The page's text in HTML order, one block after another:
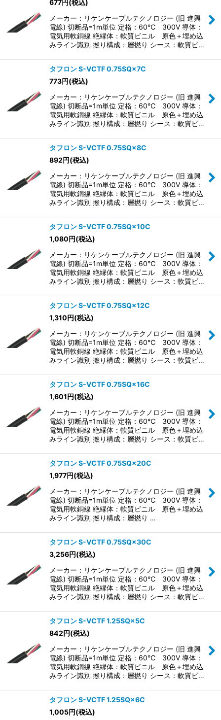
677円(税込)
メーカー：リケンケーブルテクノロジー (旧 進興
電線) 切断品=1m単位 定格：60℃ 300V 導体：
電気用軟銅線 絶縁体：軟質ビニル 原色＋埋め込
みライン識別 撚り構成：層撚り シース：軟質ビ…
タフロン S-VCTF 0.75SQ×7C
773円(税込)
メーカー：リケンケーブルテクノロジー (旧 進興
電線) 切断品=1m単位 定格：60℃ 300V 導体：
電気用軟銅線 絶縁体：軟質ビニル 原色＋埋め込
みライン識別 撚り構成：層撚り シース：軟質ビ…
タフロン S-VCTF 0.75SQ×8C
892円(税込)
メーカー：リケンケーブルテクノロジー (旧 進興
電線) 切断品=1m単位 定格：60℃ 300V 導体：
電気用軟銅線 絶縁体：軟質ビニル 原色＋埋め込
みライン識別 撚り構成：層撚り シース：軟質ビ…
タフロン S-VCTF 0.75SQ×10C
1,080円(税込)
メーカー：リケンケーブルテクノロジー (旧 進興
電線) 切断品=1m単位 定格：60℃ 300V 導体：
電気用軟銅線 絶縁体：軟質ビニル 原色＋埋め込
みライン識別 撚り構成：層撚り シース：軟質ビ…
タフロン S-VCTF 0.75SQ×12C
1,310円(税込)
メーカー：リケンケーブルテクノロジー (旧 進興
電線) 切断品=1m単位 定格：60℃ 300V 導体：
電気用軟銅線 絶縁体：軟質ビニル 原色＋埋め込
みライン識別 撚り構成：層撚り シース：軟質ビ…
タフロン S-VCTF 0.75SQ×16C
1,601円(税込)
メーカー：リケンケーブルテクノロジー (旧 進興
電線) 切断品=1m単位 定格：60℃ 300V 導体：
電気用軟銅線 絶縁体：軟質ビニル 原色＋埋め込
みライン識別 撚り構成：層撚り シース：軟質ビ…
タフロン S-VCTF 0.75SQ×20C
1,977円(税込)
メーカー：リケンケーブルテクノロジー (旧 進興
電線) 切断品=1m単位 定格：60℃ 300V 導体：
電気用軟銅線 絶縁体：軟質ビニル 原色＋埋め込
みライン識別 撚り構成：層撚り …
タフロン S-VCTF 0.75SQ×30C
3,256円(税込)
メーカー：リケンケーブルテクノロジー (旧 進興
電線) 切断品=1m単位 定格：60℃ 300V 導体：
電気用軟銅線 絶縁体：軟質ビニル 原色＋埋め込
みライン識別 撚り構成：層撚り シース：軟質ビ…
タフロン S-VCTF 1.25SQ×5C
842円(税込)
メーカー：リケンケーブルテクノロジー (旧 進興
電線) 切断品=1m単位 定格：60℃ 300V 導体：
電気用軟銅線 絶縁体：軟質ビニル 原色＋埋め込
みライン識別 撚り構成：層撚り シース：軟質ビ…
タフロン S-VCTF 1.25SQ×6C
1,005円(税込)